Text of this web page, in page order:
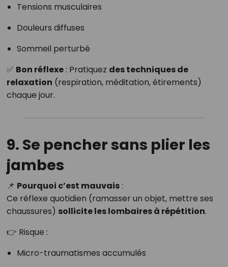
Tensions musculaires
Douleurs diffuses
Sommeil perturbé
✅ Bon réflexe: Pratiquez des techniques de
relaxation (respiration, méditation, étirements)
chaque jour.
9. Se pencher sans plier les
jambes
📌 Pourquoi c’est mauvais:
Ce réflexe quotidien (ramasser un objet, mettre ses
chaussures) sollicite les lombaires à répétition.
👉 Risque :
Micro-traumatismes accumulés